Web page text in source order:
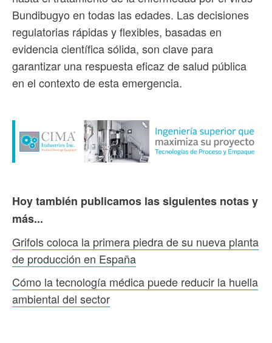
Bundibugyo en todas las edades. Las decisiones
regulatorias rápidas y flexibles, basadas en
evidencia científica sólida, son clave para
garantizar una respuesta eficaz de salud pública
en el contexto de esta emergencia.
Hoy también publicamos las siguientes notas y
más...
Grifols coloca la primera piedra de su nueva planta
de producción en España
Cómo la tecnología médica puede reducir la huella
ambiental del sector